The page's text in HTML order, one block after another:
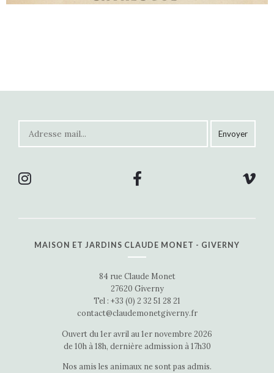
MAISON ET JARDINS CLAUDE MONET - GIVERNY
84 rue Claude Monet
27620 Giverny
Tel : +33 (0) 2 32 51 28 21
contact@claudemonetgiverny.fr
Ouvert du 1er avril au 1er novembre 2026
de 10h à 18h, dernière admission à 17h30
Nos amis les animaux ne sont pas admis.